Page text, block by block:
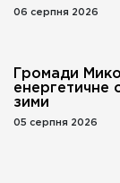
06 серпня 2026
Громади
енергетичне
зими
05 серпня 2026